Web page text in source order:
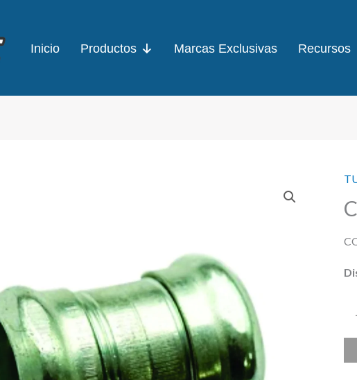
Inicio Productos Marcas Exclusivas Recursos